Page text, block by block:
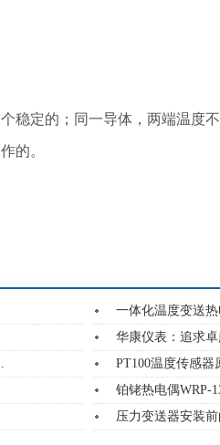
定的；同一导体，两端温度不
的。
一体化温度变送
华康仪表：追求
PT100温度传感器
铂铑热电偶WRP-
压力变送器安装